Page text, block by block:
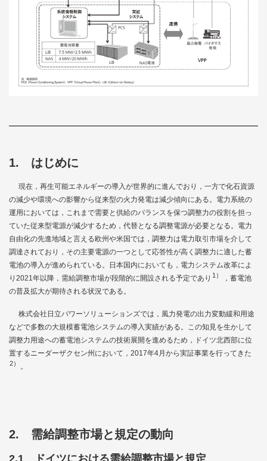
1. はじめに
現在，再生可能エネルギーの導入が世界的に進んでおり，一方で化石資源
の減少や環境への影響から従来型の火力発電は減少傾向にある。電力系統の
運用においては，これまで需要と供給のバランスを保つ調整力の役割を担っ
ていた従来型電源が減少するため，代替となる調整電源が必要となる。電力
自由化の先進地域と言える欧州や米国では，調整力は電力取引市場を介して
調達されており，その主要電源の一つとして応答性が高く調整力に適した蓄
電池の導入が進められている。日本国内においても，電力システム改革によ
り2021年以降，需給調整市場が段階的に開設される予定であり 1）
，蓄電池
の普及拡大が期待される状況である。
株式会社日立パワーソリューションズでは，風力発電の出力変動緩和用途
などで多数の大規模蓄電池システムの導入実績がある。この知見を生かして
調整力用途への蓄電池システムの技術展開を進めるため，ドイツ北西部に位
置するニーダーザクセン州において，2017年4月から実証事業を行ってきた
2） 。
2. 需給調整市場と規定の動向
2.1 ドイツにおける需給調整市場と規定